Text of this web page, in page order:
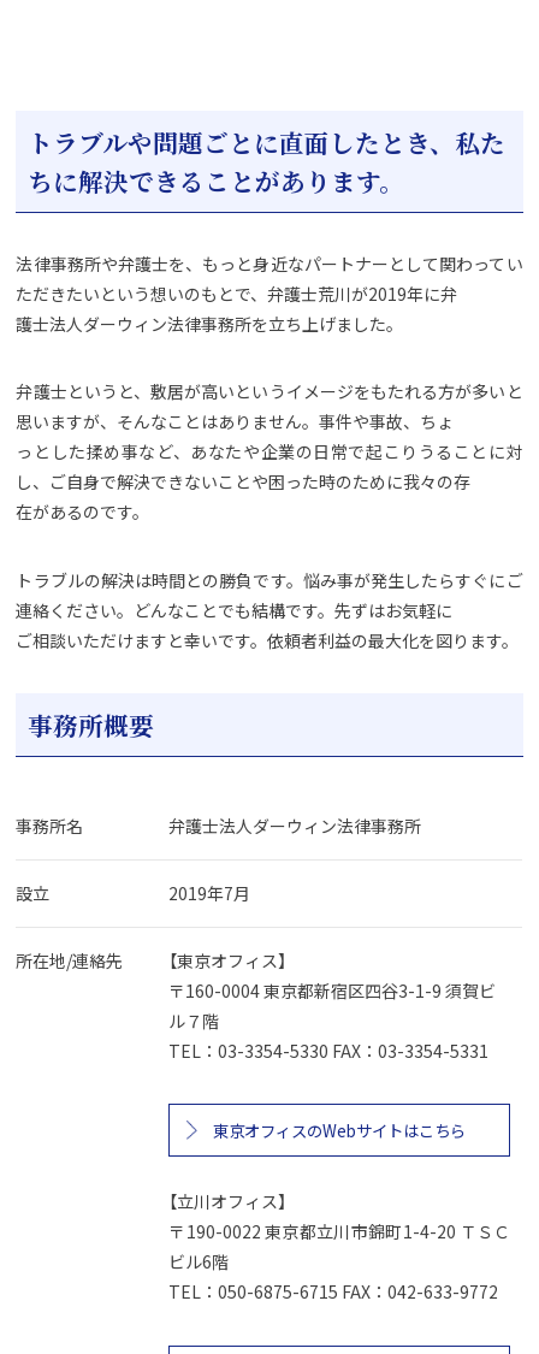
トラブルや問題ごとに直面したとき、私た
ちに解決できることがあります。
法律事務所や弁護士を、もっと身近なパートナーとして関わってい
ただきたいという想いのもとで、弁護士荒川が2019年に弁
護士法人ダーウィン法律事務所を立ち上げました。
弁護士というと、敷居が高いというイメージをもたれる方が多いと
思いますが、そんなことはありません。事件や事故、ちょ
っとした揉め事など、あなたや企業の日常で起こりうることに対
し、ご自身で解決できないことや困った時のために我々の存
在があるのです。
トラブルの解決は時間との勝負です。悩み事が発生したらすぐにご
連絡ください。どんなことでも結構です。先ずはお気軽に
ご相談いただけますと幸いです。依頼者利益の最大化を図ります。
事務所概要
事務所名 弁護士法人ダーウィン法律事務所
設立 2019年7月
所在地/連絡先
【東京オフィス】
〒160-0004 東京都新宿区四谷3-1-9 須賀ビ
ル７階
TEL：03-3354-5330 FAX：03-3354-5331
東京オフィスのWebサイトはこちら
【立川オフィス】
〒190-0022 東京都立川市錦町1-4-20 ＴＳＣ
ビル6階
TEL：050-6875-6715 FAX：042-633-9772